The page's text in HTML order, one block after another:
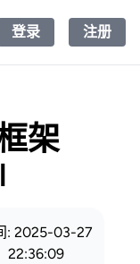
icon
登录 注册
架
: 2025-03-27
22:36:09